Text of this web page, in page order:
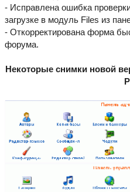
- Исправлена ошибка
загрузке в модуль Files из
- Откорректирована форма
форума.
Некоторые снимки новой